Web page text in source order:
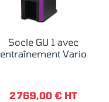
Socle GU 1 avec
entraînement Vario
2 769,00 € HT